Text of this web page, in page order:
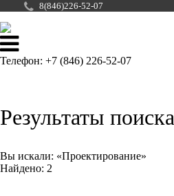
8(846)226-52-07
Телефон: +7 (846) 226-52-07
Сотрудничество
Каталог
Результаты поиска
Вы искали:
Проектирование
Найдено: 2